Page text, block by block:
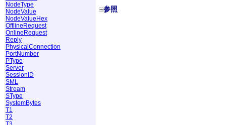
NodeType
NodeValue
NodeValueHex
OfflineRequest
OnlineRequest
Reply
PhysicalConnection
PortNumber
PType
Server
SessionID
SML
Stream
SType
SystemBytes
T1
T2
参照